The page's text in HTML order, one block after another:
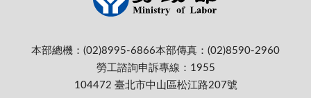
本部總機：(02)8995-6866本部傳真：(02)8590-2960
勞工諮詢申訴專線：1955
104472 臺北市中山區松江路207號